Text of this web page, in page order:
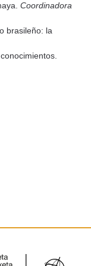
Coordinadora
brasileño: la